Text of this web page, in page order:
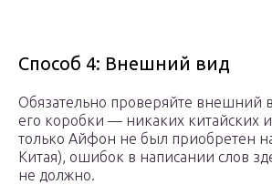
Способ 4: Внешний вид
Обязательно проверяйте внешний
его коробки — никаких китайских
только Айфон не был приобретен
Китая), ошибок в написании слов
не должно.